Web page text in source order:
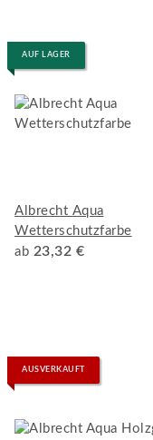
AUF LAGER
Albrecht Aqua
Wetterschutzfarbe
ab 23,32 €
AUSVERKAUFT